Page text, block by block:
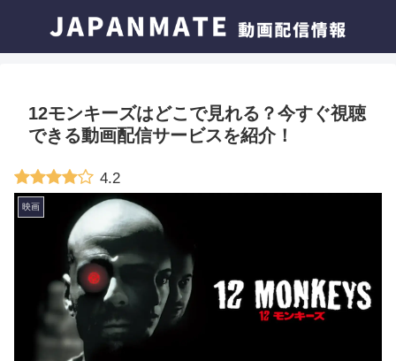
12モンキーズはどこで見れる？今すぐ視聴
できる動画配信サービスを紹介！
4.2
映画